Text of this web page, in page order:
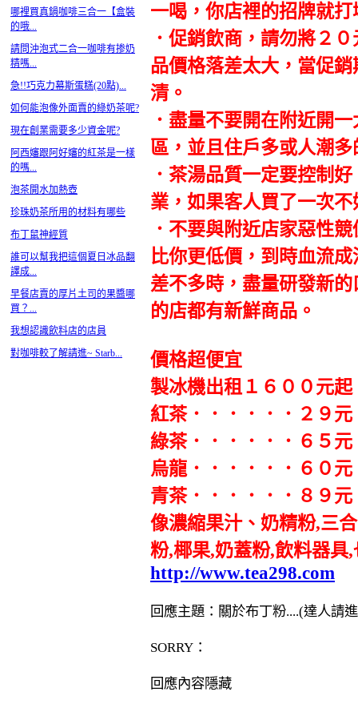
哪裡買真鍋咖啡三合一【盒裝
的哦...
請問沖泡式二合一咖啡有掺奶
精嗎...
急!!巧克力幕斯蛋糕(20點)...
如何能泡像外面賣的綠奶茶呢?
現在創業需要多少資金呢?
阿西嬸跟阿好嬸的紅茶是一樣
的嗎...
泡茶開水加熱壺
珍珠奶茶所用的材料有哪些
布丁鼠神經質
誰可以幫我把這個夏日冰品翻
譯成...
早餐店賣的厚片土司的果醬哪
買？...
我想認識飲料店的店員
對咖啡較了解請進~ Starb...
一喝，你店裡的招牌就
．促銷飲商，請勿將２
品價格落差太大，當促
清。
．盡量不要開在附近開
區，並且住戶多或人潮多
．茶湯品質一定要控制
業，如果客人買了一次
．不要與附近店家惡性
比你更低價，到時血流
差不多時，盡量研發新
的店都有新鮮商品。
價格超便宜
製冰機出租１６００元起
紅茶．．．．．．２９元
綠茶．．．．．．６５元
烏龍．．．．．．６０元
青茶．．．．．．８９元
像濃縮果汁、奶精粉,三
粉,椰果,奶蓋粉,飲料器具
http://www.tea298.com
回應主題：關於布丁粉....(達人請
SORRY：
回應內容隱藏